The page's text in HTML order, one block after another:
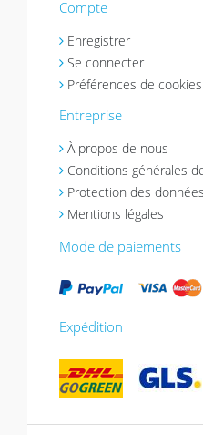
Compte
Enregistrer
Se connecter
Préférences de cookies
Entreprise
À propos de nous
Conditions générales
Protection des données
Mentions légales
Mode de paiements
Expédition